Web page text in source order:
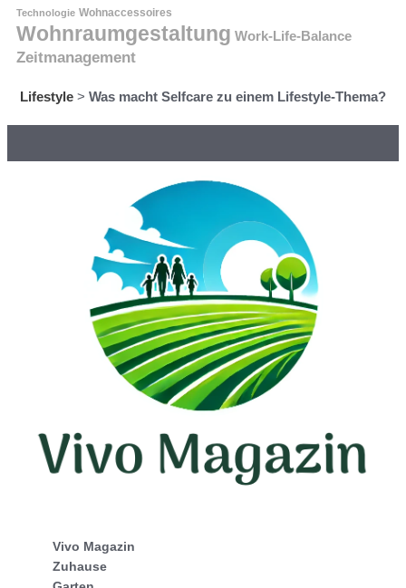
Technologie Wohnaccessoires
Wohnraumgestaltung Work-Life-Balance
Zeitmanagement
Lifestyle > Was macht Selfcare zu einem Lifestyle-Thema?
Vivo Magazin
Zuhause